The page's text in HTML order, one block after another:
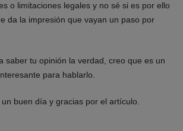
o limitaciones legales y no sé si es por ello
da la impresión que vayan un paso por
saber tu opinión la verdad, creo que es un
para hablarlo.
buen día y gracias por el artículo.